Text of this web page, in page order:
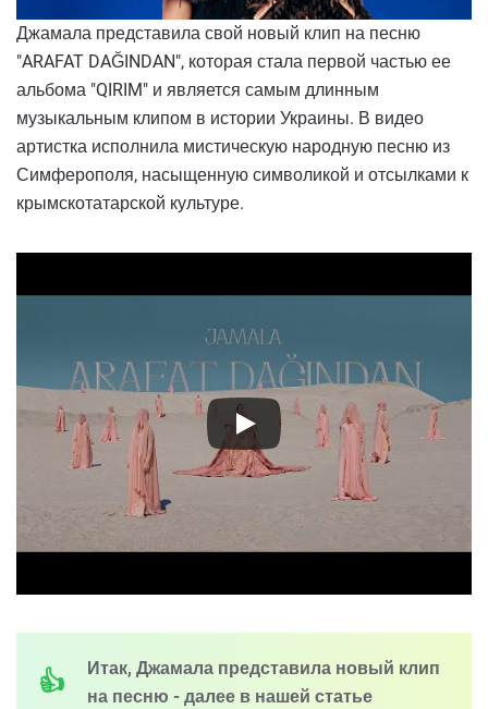
Джамала представила свой новый клип на песню
"ARAFAT DAĞINDAN", которая стала первой частью ее
альбома "QIRIM" и является самым длинным
музыкальным клипом в истории Украины. В видео
артистка исполнила мистическую народную песню из
Симферополя, насыщенную символикой и отсылками к
крымскотатарской культуре.
Итак, Джамала представила новый клип
на песню - далее в нашей статье